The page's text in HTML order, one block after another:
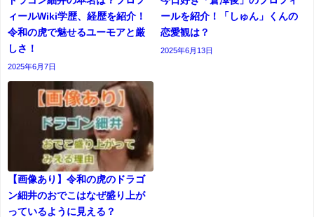
ィールWiki学歴、経歴を紹介！
令和の虎で魅せるユーモアと厳
しさ！
2025年6月7日
ールを紹介！「しゅん」くんの
恋愛観は？
2025年6月13日
【画像あり】令和の虎のドラゴ
ン細井のおでこはなぜ盛り上が
っているように見える？